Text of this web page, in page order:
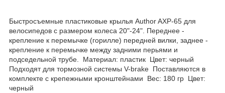
Быстросъемные пластиковые крылья Author AXP-65 для
велосипедов с размером колеса 20"-24". Переднее -
крепление к перемычке (горилле) передней вилки, заднее -
крепление к перемычке между задними перьями и
подседельной трубе. Материал: пластик Цвет: черный
Подходят для тормозной системы V-brake Поставляются в
комплекте с крепежными кронштейнами Вес: 180 гр Цвет:
черный